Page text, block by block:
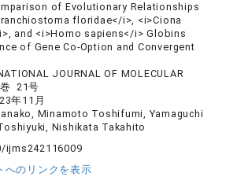
of Evolutionary Relationships
floridae</i>, <i>Ciona
and <i>Homo sapiens</i> Globins
of Gene Co-Option and Convergent
JOURNAL OF MOLECULAR
21号
年11月
Minamoto Toshifumi, Yamaguchi
Nishikata Takahito
ijms242116009
へのリンクを表示